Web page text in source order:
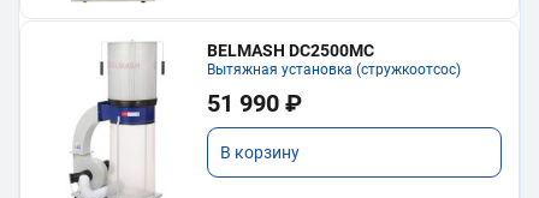
BELMASH DC2500MC
Вытяжная установка (стружкоотсос)
51 990 ₽
В корзину